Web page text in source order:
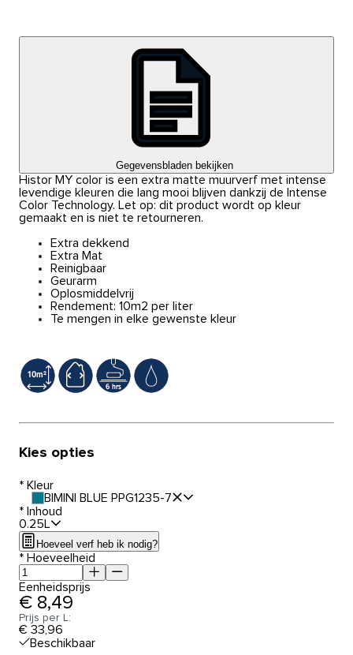
Gegevensbladen bekijken
Histor MY color is een extra matte muurverf met intense
levendige kleuren die lang mooi blijven dankzij de Intense
Color Technology. Let op: dit product wordt op kleur
gemaakt en is niet te retourneren.
Extra dekkend
Extra Mat
Reinigbaar
Geurarm
Oplosmiddelvrij
Rendement: 10m2 per liter
Te mengen in elke gewenste kleur
Kies opties
* Kleur
BIMINI BLUE PPG1235-7
* Inhoud
0.25L
Hoeveel verf heb ik nodig?
* Hoeveelheid
Eenheidsprijs
€ 8,49
Prijs per L:
€ 33,96
Beschikbaar